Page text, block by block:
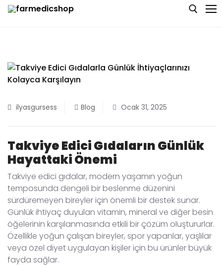
Skip
Anasayfa
Blogilyasgursess Blog Ocak 31, 2025
Takviye Edici Gıdaların Günlük
Hayattaki Önemi
Takviye edici gıdalar, modern yaşamın yoğun
temposunda dengeli bir beslenme düzenini
sürdüremeyen bireyler için önemli bir destek sunar.
Günlük ihtiyaç duyulan vitamin, mineral ve diğer besin
öğelerinin karşılanmasında etkili bir çözüm oluştururlar.
Özellikle yoğun çalışan bireyler, spor yapanlar, yaşlılar
veya özel diyet uygulayan kişiler için bu ürünler büyük
fayda sağlar.